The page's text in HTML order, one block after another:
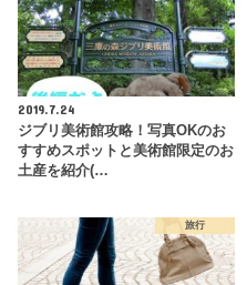
2019.7.24
ジブリ美術館攻略！写真OKのお
すすめスポットと美術館限定のお
土産を紹介(…
旅行